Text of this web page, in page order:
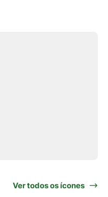
Ver todos os ícones